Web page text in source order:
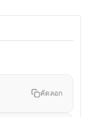
คัดลอก